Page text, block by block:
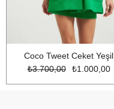
Coco Tweet Ceket Yeşil
₺1.000,00
₺3.700,00